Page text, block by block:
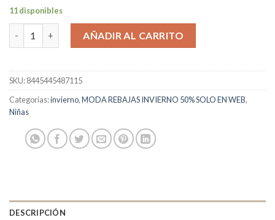
11 disponibles
BOLSO NIÑA MAYORAL cantidad
AÑADIR AL CARRITO
SKU:8445445487115
Categorías:invierno,MODA REBAJAS INVIERNO 50% SOLO EN WEB,
Niñas
DESCRIPCIÓN